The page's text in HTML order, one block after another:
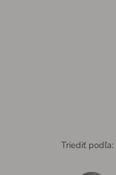
Triediť podľa: